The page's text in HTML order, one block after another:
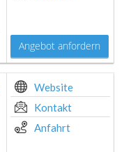
Angebot anfordern
Website
Kontakt
Anfahrt